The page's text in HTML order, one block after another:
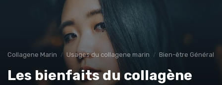
Collagene Marin Usages du collagene marin Bien-être Général
Les bienfaits du collagène